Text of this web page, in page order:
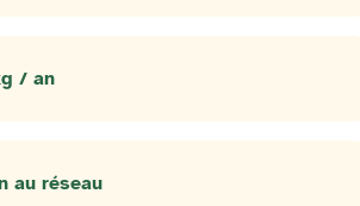
/ an
au réseau